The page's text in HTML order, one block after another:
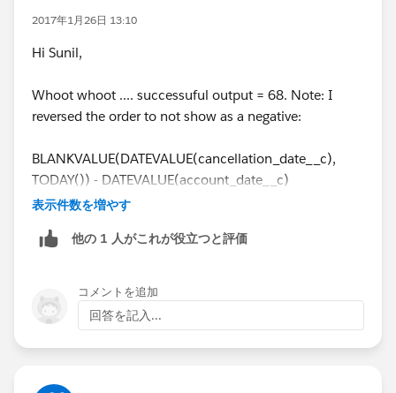
2017年1月26日 13:10
Hi Sunil,
Whoot whoot .... successuful output = 68. Note: I
reversed the order to not show as a negative:
BLANKVALUE(DATEVALUE(cancellation_date__c),
TODAY()) - DATEVALUE(account_date__c)
Nyota
表示件数を増やす
他の 1 人がこれが役立つと評価
コメントを追加
回答を記入...